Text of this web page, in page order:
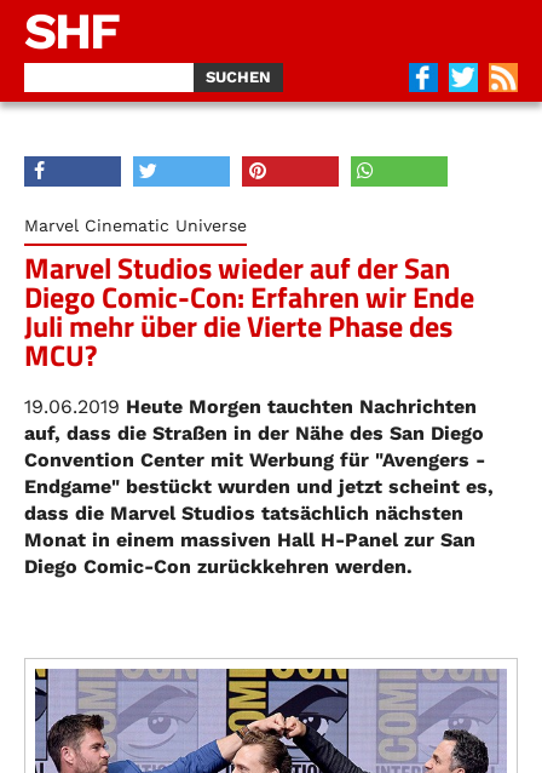
SHF
Marvel Cinematic Universe
Marvel Studios wieder auf der San
Diego Comic-Con: Erfahren wir Ende
Juli mehr über die Vierte Phase des
MCU?
19.06.2019 Heute Morgen tauchten Nachrichten
auf, dass die Straßen in der Nähe des San Diego
Convention Center mit Werbung für "Avengers -
Endgame" bestückt wurden und jetzt scheint es,
dass die Marvel Studios tatsächlich nächsten
Monat in einem massiven Hall H-Panel zur San
Diego Comic-Con zurückkehren werden.